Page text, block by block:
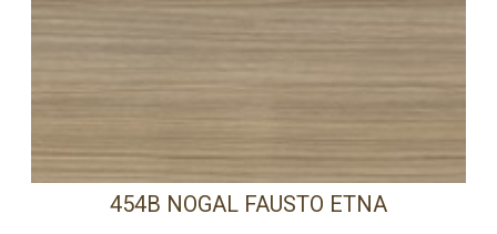
454B NOGAL FAUSTO ETNA